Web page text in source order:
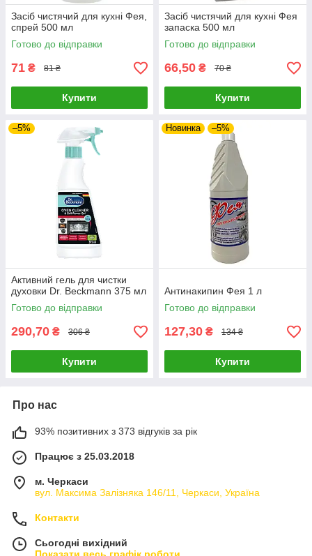
Засіб чистячий для кухні Фея,
спрей 500 мл
Готово до відправки
71 ₴ 81 ₴
Купити
Засіб чистячий для кухні Фея
запаска 500 мл
Готово до відправки
66,50 ₴ 70 ₴
Купити
–5%
Активний гель для чистки
духовки Dr. Beckmann 375 мл
Готово до відправки
290,70 ₴ 306 ₴
Купити
Новинка –5%
Антинакипин Фея 1 л
Готово до відправки
127,30 ₴ 134 ₴
Купити
Про нас
93% позитивних з 373 відгуків за рік
Працює з 25.03.2018
м. Черкаси
вул. Максима Залізняка 146/11, Черкаси, Україна
Контакти
Сьогодні вихідний